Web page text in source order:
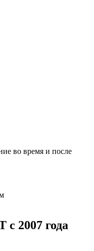
во время и после
с 2007 года